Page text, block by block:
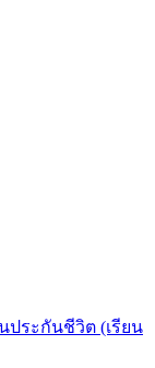
ระกันชีวิต (เรียน